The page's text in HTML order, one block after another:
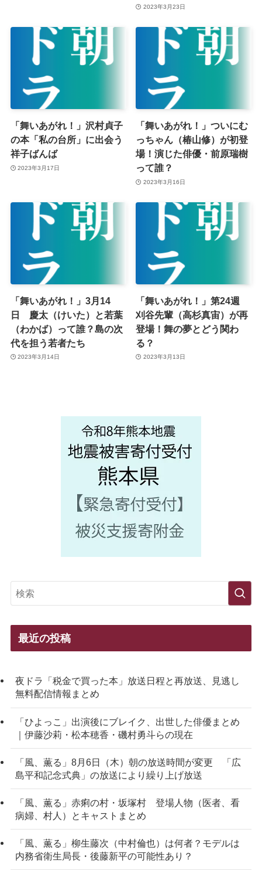
2023年3月23日
「舞いあがれ！」沢村貞子
の本「私の台所」に出会う
祥子ばんば
2023年3月17日
「舞いあがれ！」ついにむ
っちゃん（椿山修）が初登
場！演じた俳優・前原瑞樹
って誰？
2023年3月16日
「舞いあがれ！」3月14
日 慶太（けいた）と若葉
（わかば）って誰？島の次
代を担う若者たち
2023年3月14日
「舞いあがれ！」第24週
刈谷先輩（高杉真宙）が再
登場！舞の夢とどう関わ
る？
2023年3月13日
最近の投稿
夜ドラ「税金で買った本」放送日程と再放送、見逃し
無料配信情報まとめ
「ひよっこ」出演後にブレイク、出世した俳優まとめ
｜伊藤沙莉・松本穂香・磯村勇斗らの現在
「風、薫る」8月6日（木）朝の放送時間が変更 「広
島平和記念式典」の放送により繰り上げ放送
「風、薫る」赤痢の村・坂塚村 登場人物（医者、看
病婦、村人）とキャストまとめ
「風、薫る」柳生藤次（中村倫也）は何者？モデルは
内務省衛生局長・後藤新平の可能性あり？